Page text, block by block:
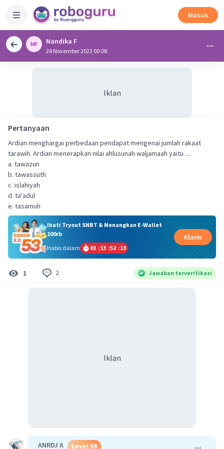
Masuk
Nandika F
24 November 2023 00:08
Iklan
Pertanyaan
Ardian menghargai perbedaan pendapat mengenai jumlah rakaat
tarawih. Ardian menerapkan nilai ahlusunah waljamaah yaitu ....
a. tawazun
b. tawassuth
c. islahiyah
d. ta'adul
e. tasamuh
Ikuti Tryout SNBT & Menangkan E-Wallet
100rb
Habis dalam
01 :13 :52 :13
Klaim
1 2 Jawaban terverifikasi
Iklan
ANRDJ A Level 58